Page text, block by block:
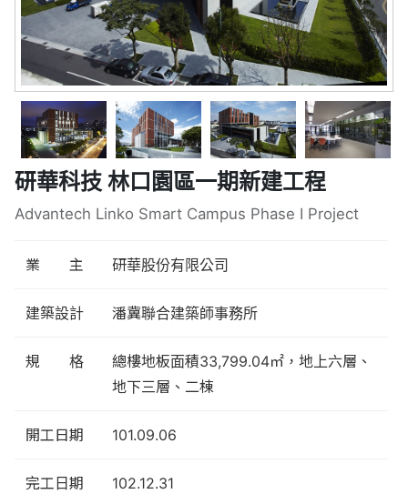
研華科技 林口園區一期新建工程
Advantech Linko Smart Campus Phase Ⅰ Project
業 主 研華股份有限公司
建築設計 潘冀聯合建築師事務所
規 格
總樓地板面積33,799.04㎡，地上六層、
地下三層、二棟
開工日期 101.09.06
完工日期 102.12.31